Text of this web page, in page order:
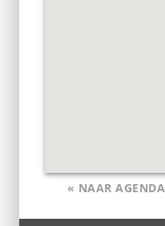
« NAAR AGENDA